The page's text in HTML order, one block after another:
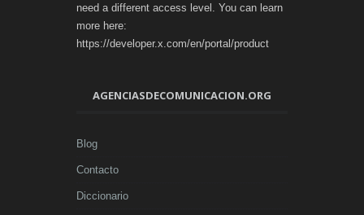
need a different access level. You can learn
more here:
https://developer.x.com/en/portal/product
AGENCIASDECOMUNICACION.ORG
Blog
Contacto
Diccionario